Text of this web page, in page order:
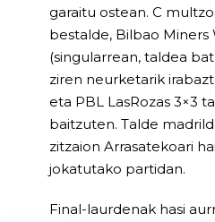
garaitu ostean. C
bestalde, Bilbao Miners
(singularrean, taldea
ziren neurketarik
eta PBL LasRozas 3×3
baitzuten. Talde
zitzaion Arrasatekoari
jokatutako partidan.
Final-laurdenak hasi